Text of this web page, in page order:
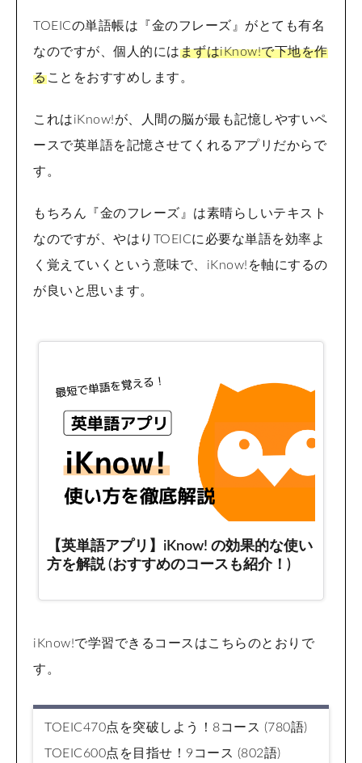
TOEICの単語帳は『金のフレーズ』がとても有名
なのですが、個人的にはまずはiKnow!で下地を作
ることをおすすめします。
これはiKnow!が、人間の脳が最も記憶しやすいペ
ースで英単語を記憶させてくれるアプリだからで
す。
もちろん『金のフレーズ』は素晴らしいテキスト
なのですが、やはりTOEICに必要な単語を効率よ
く覚えていくという意味で、iKnow!を軸にするの
が良いと思います。
iKnow!で学習できるコースはこちらのとおりで
す。
TOEIC470点を突破しよう！8コース (780語)
TOEIC600点を目指せ！9コース (802語)